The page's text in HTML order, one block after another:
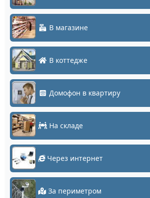
В магазине
В коттедже
Домофон в квартиру
На складе
Через интернет
За периметром